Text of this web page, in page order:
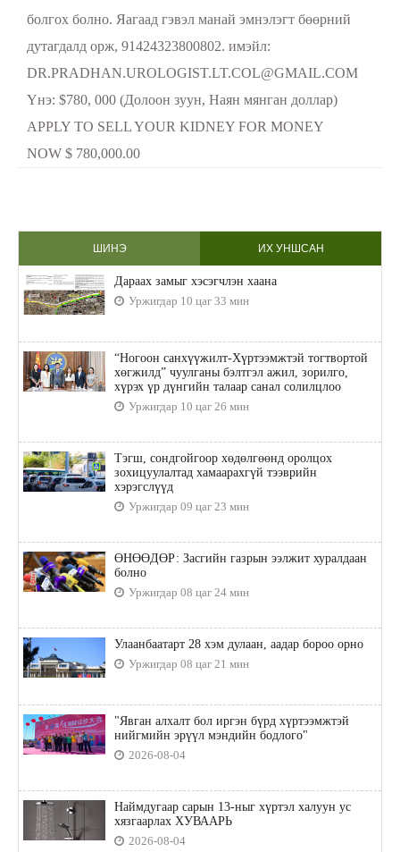
болгох болно. Яагаад гэвэл манай эмнэлэгт бөөрний
дутагдалд орж, 91424323800802. имэйл:
DR.PRADHAN.UROLOGIST.LT.COL@GMAIL.COM
Yнэ: $780, 000 (Долоон зуун, Наян мянган доллар)
APPLY TO SELL YOUR KIDNEY FOR MONEY
NOW $ 780,000.00
ШИНЭ ИХ УНШСАН
Дараах замыг хэсэгчлэн хаана
Уржигдар 10 цаг 33 мин
“Ногоон санхүүжилт-Хүртээмжтэй тогтвортой
хөгжилд” чуулганы бэлтгэл ажил, зорилго,
хүрэх үр дүнгийн талаар санал солилцлоо
Уржигдар 10 цаг 26 мин
Тэгш, сондгойгоор хөдөлгөөнд оролцох
зохицуулалтад хамаарахгүй тээврийн
хэрэгслүүд
Уржигдар 09 цаг 23 мин
ӨНӨӨДӨР: Засгийн газрын ээлжит хуралдаан
болно
Уржигдар 08 цаг 24 мин
Улаанбаатарт 28 хэм дулаан, аадар бороо орно
Уржигдар 08 цаг 21 мин
"Явган алхалт бол иргэн бүрд хүртээмжтэй
нийгмийн эрүүл мэндийн бодлого"
2026-08-04
Наймдугаар сарын 13-ныг хүртэл халуун ус
хязгаарлах ХУВААРЬ
2026-08-04